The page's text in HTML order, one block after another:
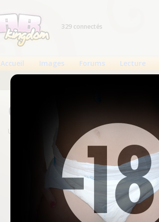
329 connectés
Accueil Images Forums Lecture
Connexion
Un compte est nécessaire pour voir cette page.
Nom
Mot de